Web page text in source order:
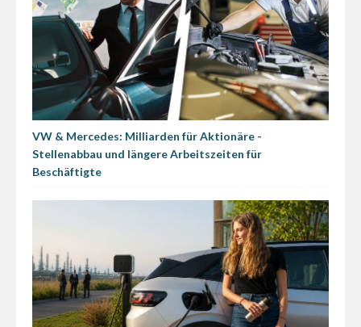
VW & Mercedes: Milliarden für Aktionäre -
Stellenabbau und längere Arbeitszeiten für
Beschäftigte